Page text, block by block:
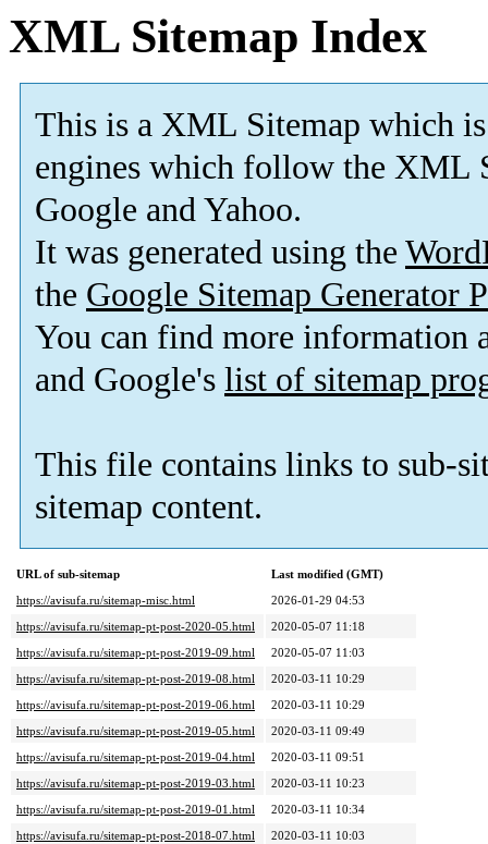
XML Sitemap Index
This is a XML Sitemap which is
engines which follow the XML
Google and Yahoo.
It was generated using the
the Google Sitemap Generator
You can find more information
and Google's list of sitemap
This file contains links to sub-
sitemap content.
URL of sub-sitemap
Last modified (GMT)
https://avisufa.ru/sitemap-misc.html
2026-01-29 04:53
https://avisufa.ru/sitemap-pt-post-2020-05.html
2020-05-07 11:18
https://avisufa.ru/sitemap-pt-post-2019-09.html
2020-05-07 11:03
https://avisufa.ru/sitemap-pt-post-2019-08.html
2020-03-11 10:29
https://avisufa.ru/sitemap-pt-post-2019-06.html
2020-03-11 10:29
https://avisufa.ru/sitemap-pt-post-2019-05.html
2020-03-11 09:49
https://avisufa.ru/sitemap-pt-post-2019-04.html
2020-03-11 09:51
https://avisufa.ru/sitemap-pt-post-2019-03.html
2020-03-11 10:23
https://avisufa.ru/sitemap-pt-post-2019-01.html
2020-03-11 10:34
https://avisufa.ru/sitemap-pt-post-2018-07.html
2020-03-11 10:03